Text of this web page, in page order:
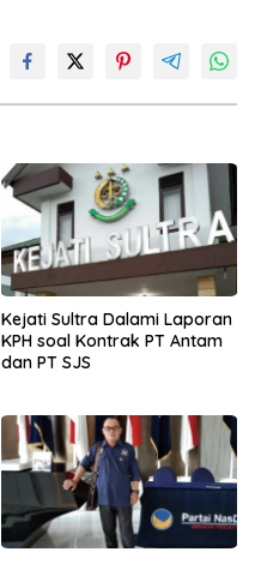
Kejati Sultra Dalami Laporan
KPH soal Kontrak PT Antam
dan PT SJS